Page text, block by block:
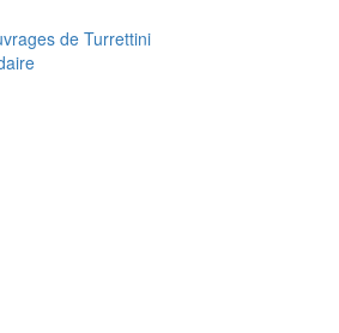
de Turrettini